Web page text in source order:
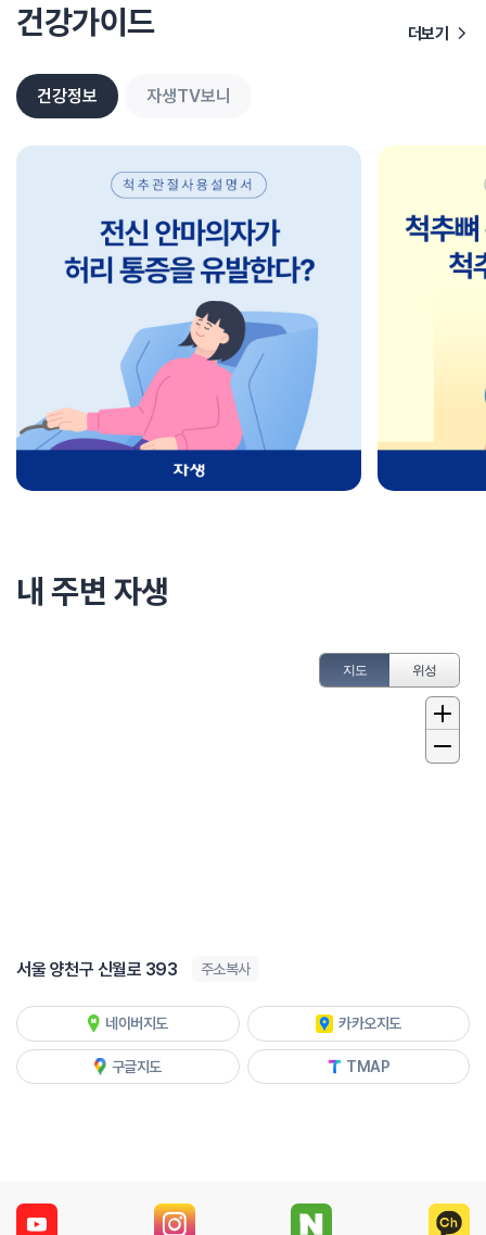
건강가이드 더보기
건강정보 자생TV보니
내 주변 자생
지도 위성
서울 양천구 신월로 393 주소복사
네이버지도 카카오지도
구글지도 TMAP